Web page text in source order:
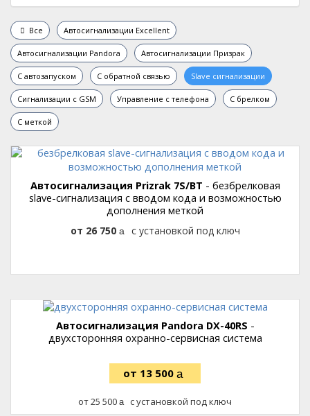
Все Автосигнализации Excellent
Автосигнализации Pandora Автосигнализации Призрак
C автозапуском C обратной связью Slave сигнализации
Сигнализации с GSM Управление с телефона С брелком
С меткой
Автосигнализация Prizrak 7S/BT - безбрелковая
slave-сигнализация с вводом кода и возможностью
дополнения меткой
26 750
руб.
с установкой под ключ
Автосигнализация Pandora DX-40RS -
двухсторонняя охранно-сервисная система
13 500
25 500 руб.
с установкой под ключ